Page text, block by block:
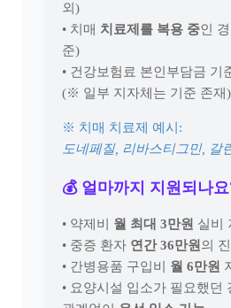
외)
• 치매 치료제를 복용 중인
준)
• 건강보험료 본인부담금 기
(※ 일부 지자체는 기준 존재)
※ 치매 치료제 예시:
도네페질, 리바스티그민, 갈
💰 얼마까지 지원되나요
• 약제비 월 최대 3만원 실비
• 중증 환자 연간 36만원 의
• 간병용품 구입비 월 6만원
• 요양시설 입소가 필요했던